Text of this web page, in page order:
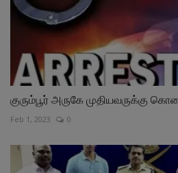
குரும்பூர் அருகே முதியவருக்கு
Feb 1, 2023 0